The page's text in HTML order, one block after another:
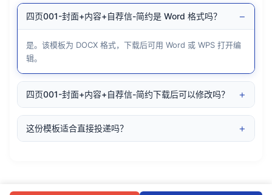
四页001-封面+内容+自荐信-简约是 Word 格式吗？ −
是。该模板为 DOCX 格式，下载后可用 Word 或 WPS 打开编
辑。
四页001-封面+内容+自荐信-简约下载后可以修改吗？ +
这份模板适合直接投递吗？ +